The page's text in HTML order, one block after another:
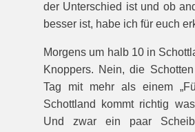
der Unterschied ist und ob
besser ist, habe ich für euch
Morgens um halb 10 in
Knoppers. Nein, die
Tag mit mehr als einem
Schottland kommt richtig
Und zwar ein paar